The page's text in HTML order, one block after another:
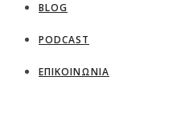
BLOG
PODCAST
ΕΠΙΚΟΙΝΩΝΙΑ